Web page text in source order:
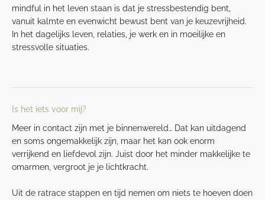
mindful in het leven staan is dat je stressbestendig bent,
vanuit kalmte en evenwicht bewust bent van je keuzevrijheid.
In het dagelijks leven, relaties, je werk en in moeilijke en
stressvolle situaties.
Is het iets voor mij?
Meer in contact zijn met je binnenwereld… Dat kan uitdagend
en soms ongemakkelijk zijn, maar het kan ook enorm
verrijkend en liefdevol zijn. Juist door het minder makkelijke te
omarmen, vergroot je je lichtkracht.
Uit de ratrace stappen en tijd nemen om niets te hoeven doen